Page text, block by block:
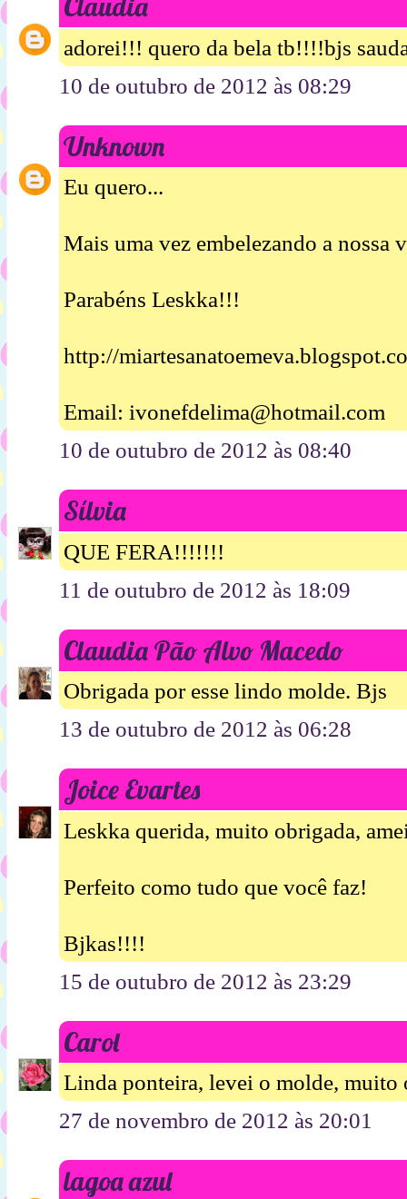
adorei!!! quero da bela tb!!!!bjs
10 de outubro de 2012 às 08:29
Unknown
Eu quero...
Mais uma vez embelezando a nossa
Parabéns Leskka!!!
http://
Email: ivonefdelima@hotmail.com
10 de outubro de 2012 às 08:40
Sílvia
QUE FERA!!!!!!!
11 de outubro de 2012 às 18:09
Claudia Pão Alvo Macedo
Obrigada por esse lindo molde. Bjs
13 de outubro de 2012 às 06:28
Joice Evartes
Leskka querida, muito obrigada,
Perfeito como tudo que você faz!
Bjkas!!!!
15 de outubro de 2012 às 23:29
Carol
Linda ponteira, levei o molde, muito
27 de novembro de 2012 às 20:01
lagoa azul